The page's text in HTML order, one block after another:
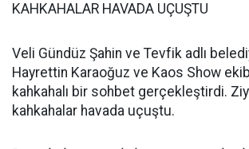
KAHKAHALAR HAVADA UÇUŞTU
Veli Gündüz Şahin ve Tevfik adlı
Hayrettin Karaoğuz ve Kaos Show
kahkahalı bir sohbet gerçekleştirdi.
kahkahalar havada uçuştu.